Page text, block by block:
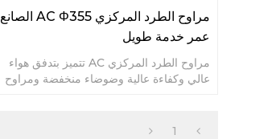
مراوح الطرد المركزي AC Φ355 الصانع
عمر خدمة طويل
مراوح الطرد المركزي AC تتميز بتدفق هواء
عالي وكفاءة عالية وضوضاء منخفضة ومراوح
1